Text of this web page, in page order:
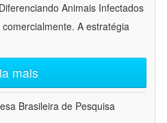
Animais Infectados
A estratégia
mais
Brasileira de Pesquisa